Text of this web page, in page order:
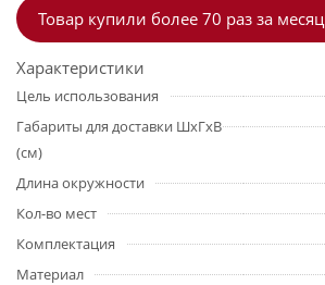
Товар купили более 70 раз за месяц
Характеристики
Цель использования
Габариты для доставки ШхГхВ
(см)
Длина окружности
Кол-во мест
Комплектация
Материал